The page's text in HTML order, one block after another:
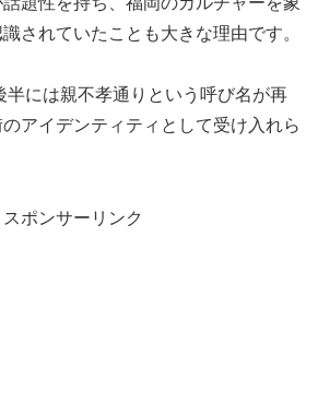
されていたことも大きな理由です。
半には親不孝通りという呼び名が再
アイデンティティとして受け入れら
スポンサーリンク